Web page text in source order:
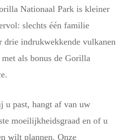
Nationaal Park is kleiner
slechts één familie
drie indrukwekkende vulkanen
als bonus de Gorilla
u past, hangt af van uw
moeilijkheidsgraad en of u
wilt plannen. Onze